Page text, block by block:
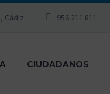
Cádiz 956 211 811
CIUDADANOS